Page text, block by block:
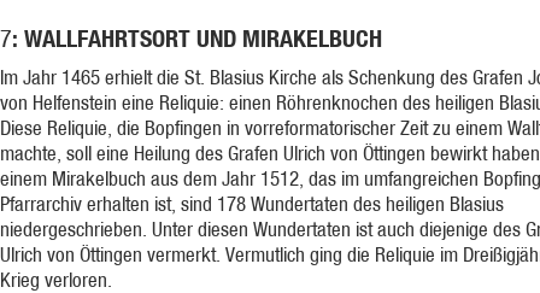
7: WALLFAHRTSORT UND MIRAKELBUCH
Im Jahr 1465 erhielt die St. Blasius Kirche als Schenkung des Grafen
von Helfenstein eine Reliquie: einen Röhrenknochen des heiligen
Diese Reliquie, die Bopfingen in vorreformatorischer Zeit zu einem
machte, soll eine Heilung des Grafen Ulrich von Öttingen bewirkt
einem Mirakelbuch aus dem Jahr 1512, das im umfangreichen
Pfarrarchiv erhalten ist, sind 178 Wundertaten des heiligen Blasius
niedergeschrieben. Unter diesen Wundertaten ist auch diejenige des
Ulrich von Öttingen vermerkt. Vermutlich ging die Reliquie im
Krieg verloren.